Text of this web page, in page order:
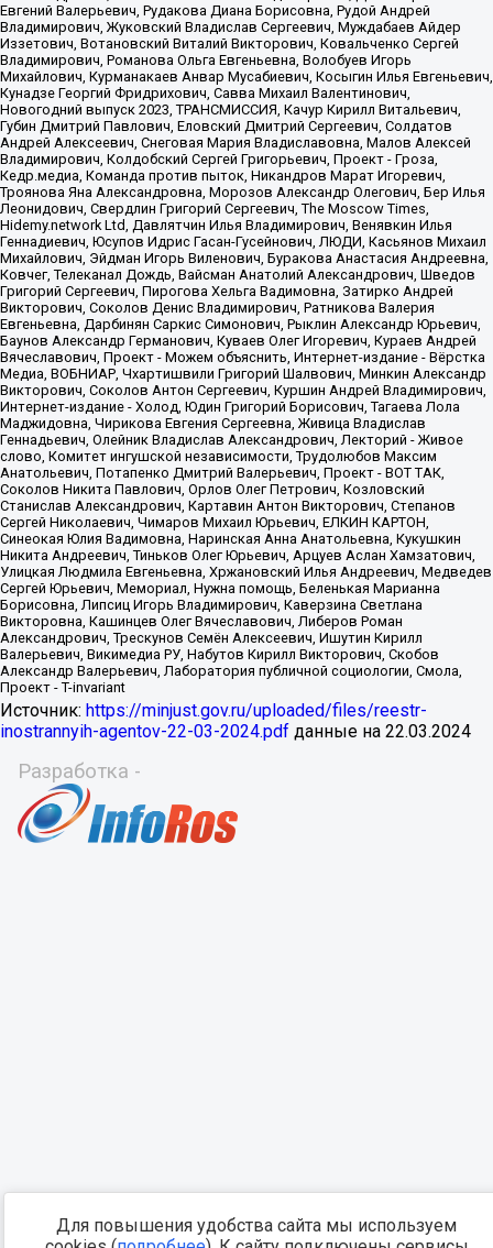
Источник: https://minjust.gov.ru/uploaded/files/reestr-
inostrannyih-agentov-22-03-2024.pdf данные на 22.03.2024
Разработка -
Для повышения удобства сайта мы используем